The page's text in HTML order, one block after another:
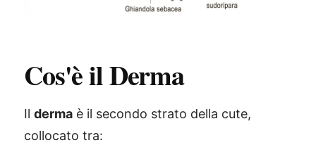
Cos'è il Derma
Il derma è il secondo strato della cute,
collocato tra: